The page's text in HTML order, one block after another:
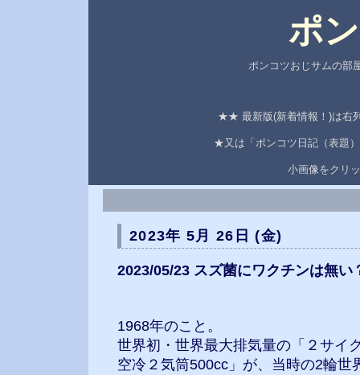
ポ
ポンコツおじサムの部
★★ 最新版(新着情報！)は右
★又は「ポンコツ日記（表題
小画像をクリ
2023年 5月 26日 (金)
2023/05/23 スズ菌にワクチンは無
1968年のこと。
世界初・世界最大排気量の「２サイ
空冷２気筒500cc」が、当時の2輪世